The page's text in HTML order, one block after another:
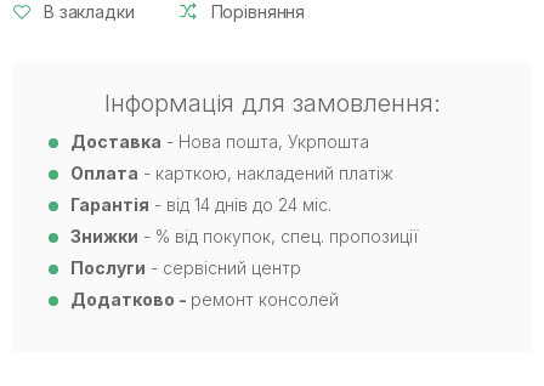
В закладки Порівняння
Інформація для замовлення:
Доставка - Нова пошта, Укрпошта
Оплата - карткою, накладений платіж
Гарантія - від 14 днів до 24 міс.
Знижки - % від покупок, спец. пропозиції
Послуги - сервісний центр
Додатково - ремонт консолей